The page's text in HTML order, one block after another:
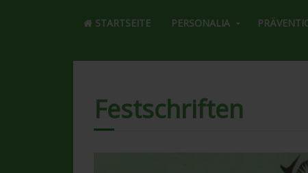
STARTSEITE PERSONALIA
Festschriften